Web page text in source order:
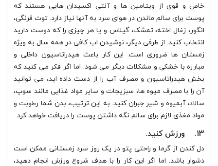
خاص و قوی از ویتامین ها و آنتی اکسیدان هایی هستند که
پوست برای سالم ماندن در هوای سرد به آنها نیاز دارد. توت فرنگی،
انگور، زغال اخته، تمشک، گیلاس و یا هر چیزی را که دوست دارید
انتخاب کنید. از طرفی دیگر، نوشیدن اب کافی در همه سال به ویژه
زمستان ها ضروری است. این کار باعث هیدراتاسیون داخلی و
مبارزه با خشکی و مشکلات دیگر می شود. اما اگر فکر می کنید که
بخش هیدراتاسیون و مصرف آب را از دست داده اید، می توانید
آن را با مصرف میوه ها، سبزیجات و سایر مواد غذایی مانند سوپ،
سالاد، آبمیوه و شیر جبران کنید. به این ترتیب، بدن شما رطوبت و
مواد مغذی لازم برای سالم نگه داشتن پوست را دریافت خواهد کرد.
13. ورزش کنید.
دل کندن از گرما و راحتی پتو در یک روز سرد زمستانی ممکن است
دشوار باشد. اما اگر این کار را با هدف شروع ورزش انجام دهید،